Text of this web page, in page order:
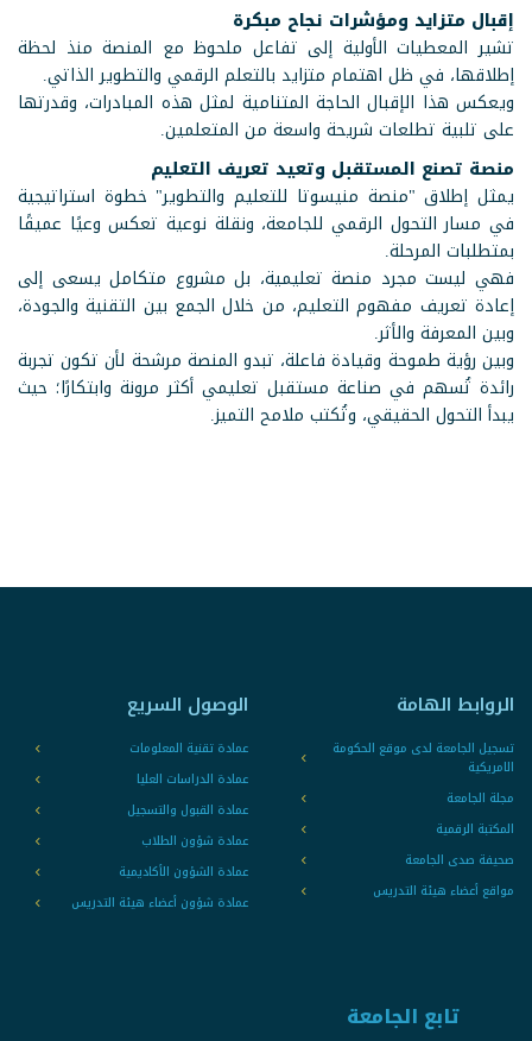
إقبال متزايد ومؤشرات نجاح مبكرة
تشير المعطيات الأولية إلى تفاعل ملحوظ مع المنصة منذ لحظة
إطلاقها، في ظل اهتمام متزايد بالتعلم الرقمي والتطوير الذاتي.
ويعكس هذا الإقبال الحاجة المتنامية لمثل هذه المبادرات، وقدرتها
على تلبية تطلعات شريحة واسعة من المتعلمين.
منصة تصنع المستقبل وتعيد تعريف التعليم
يمثل إطلاق "منصة منيسوتا للتعليم والتطوير" خطوة استراتيجية
في مسار التحول الرقمي للجامعة، ونقلة نوعية تعكس وعيًا عميقًا
بمتطلبات المرحلة.
فهي ليست مجرد منصة تعليمية، بل مشروع متكامل يسعى إلى
إعادة تعريف مفهوم التعليم، من خلال الجمع بين التقنية والجودة،
وبين المعرفة والأثر.
وبين رؤية طموحة وقيادة فاعلة، تبدو المنصة مرشحة لأن تكون تجربة
رائدة تُسهم في صناعة مستقبل تعليمي أكثر مرونة وابتكارًا؛ حيث
يبدأ التحول الحقيقي، وتُكتب ملامح التميز.
الروابط الهامة
تسجيل الجامعة لدى موقع الحكومة
الامريكية
مجلة الجامعة
المكتبة الرقمية
صحيفة صدى الجامعة
مواقع أعضاء هيئة التدريس
الوصول السريع
عمادة تقنية المعلومات
عمادة الدراسات العليا
عمادة القبول والتسجيل
عمادة شؤون الطلاب
عمادة الشؤون الأكاديمية
عمادة شؤون أعضاء هيئة التدريس
تابع الجامعة